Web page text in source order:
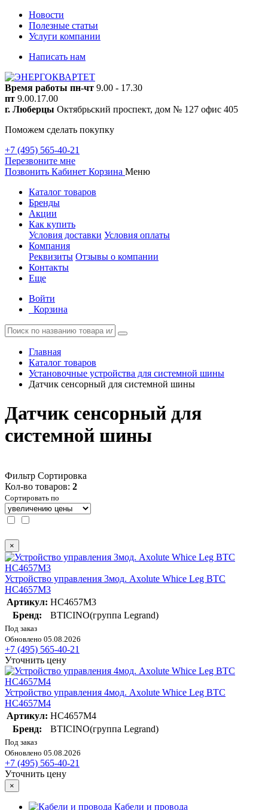
Новости
Полезные статьи
Услуги компании
Написать нам
Время работы пн-чт 9.00 - 17.30
пт 9.00.17.00
г. Люберцы Октябрьский проспект, дом № 127 офис 405
Поможем сделать покупку
+7 (495) 565-40-21
Перезвоните мне
Позвонить Кабинет Корзина Меню
Каталог товаров
Бренды
Акции
Как купить
Условия доставки Условия оплаты
Компания
Реквизиты Отзывы о компании
Контакты
Еще
Войти
Корзина
Главная
Каталог товаров
Установочные устройства для системной шины
Датчик сенсорный для системной шины
Датчик сенсорный для
системной шины
Фильтр Сортировка
Кол-во товаров: 2
Сортировать по
×
Устройство управления 3мод. Axolute Whice Leg BTC
HC4657M3
Артикул: HC4657M3
Бренд:
BTICINO(группа Legrand)
Под заказ
Обновлено 05.08.2026
+7 (495) 565-40-21
Уточнить цену
Устройство управления 4мод. Axolute Whice Leg BTC
HC4657M4
Артикул: HC4657M4
Бренд:
BTICINO(группа Legrand)
Под заказ
Обновлено 05.08.2026
+7 (495) 565-40-21
Уточнить цену
×
Кабели и провода